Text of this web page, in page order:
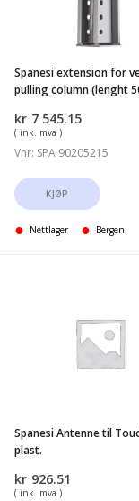
500mm)
Spanesi extension for
pulling column (lenght
kr 7 545.15
( ink. mva )
Vnr: SPA 90205215
KJØP
Nettlager Bergen
Spanesi Antenne til
plast.
kr 926.51
( ink. mva )